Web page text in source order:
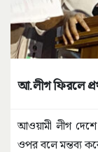
আ.লীগ ফিরলে
আওয়ামী লীগ দেশে
ওপর বলে মন্তব্য